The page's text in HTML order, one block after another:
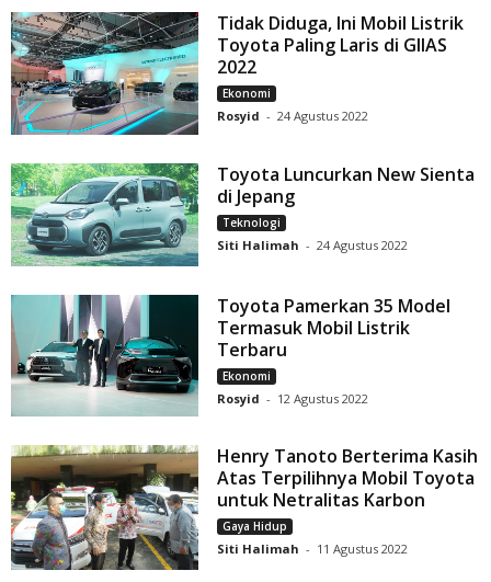
Tidak Diduga, Ini Mobil Listrik
Toyota Paling Laris di GIIAS
2022
Ekonomi
Rosyid - 24 Agustus 2022
Toyota Luncurkan New Sienta
di Jepang
Teknologi
Siti Halimah - 24 Agustus 2022
Toyota Pamerkan 35 Model
Termasuk Mobil Listrik
Terbaru
Ekonomi
Rosyid - 12 Agustus 2022
Henry Tanoto Berterima Kasih
Atas Terpilihnya Mobil Toyota
untuk Netralitas Karbon
Gaya Hidup
Siti Halimah - 11 Agustus 2022